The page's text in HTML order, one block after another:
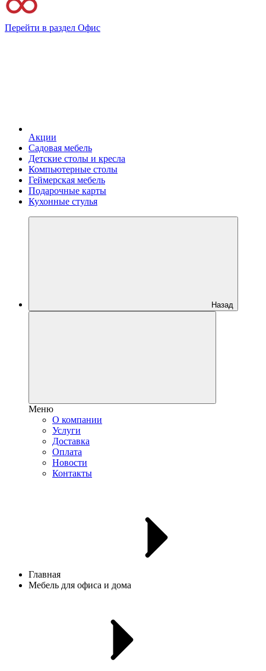
Перейти в раздел Офис
Акции
Садовая мебель
Детские столы и кресла
Компьютерные столы
Геймерская мебель
Подарочные карты
Кухонные стулья
Назад
Меню
О компании
Услуги
Доставка
Оплата
Новости
Контакты
Главная
Мебель для офиса и дома